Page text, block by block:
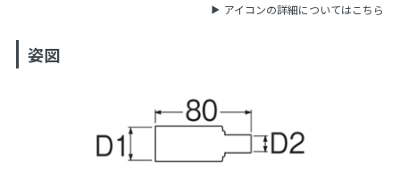
アイコンの詳細についてはこちら
姿図